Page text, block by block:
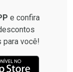
e confira
para você!